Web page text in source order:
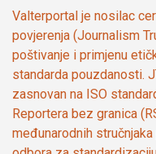
Valterportal je nosilac
povjerenja (Journalism
poštivanje i primjenu
standarda pouzdanosti.
zasnovan na ISO
Reportera bez granica
međunarodnih